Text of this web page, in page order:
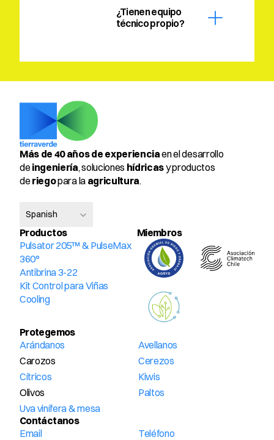
¿Tienen equipo
técnico propio?
Más de 40 años de experiencia en el desarrollo
de ingeniería, soluciones hídricas y productos
de riego para la agricultura.
Spanish
Productos
Pulsator 205™ & PulseMax
360°
Antibrina 3-22
Kit Control para Viñas
Cooling
Miembros
Protegemos
Arándanos
Avellanos
Carozos
Cerezos
Cítricos
Kiwis
Olivos
Paltos
Uva vinífera & mesa
Contáctanos
Email
Teléfono